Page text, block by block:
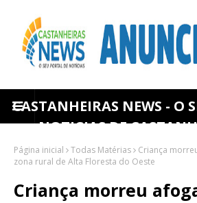
CASTANHEIRAS NEWS - O
NOTICIAS DE
Página inicial Todas Matérias
Criança
zona rural de Alta Floresta do Oeste
Criança morreu